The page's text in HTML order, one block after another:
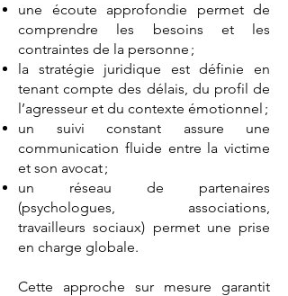
une écoute approfondie permet de
comprendre les besoins et les
contraintes de la personne ;
la stratégie juridique est définie en
tenant compte des délais, du profil de
l’agresseur et du contexte émotionnel ;
un suivi constant assure une
communication fluide entre la victime
et son avocat ;
un réseau de partenaires
(psychologues, associations,
travailleurs sociaux) permet une prise
en charge globale.
Cette approche sur mesure garantit